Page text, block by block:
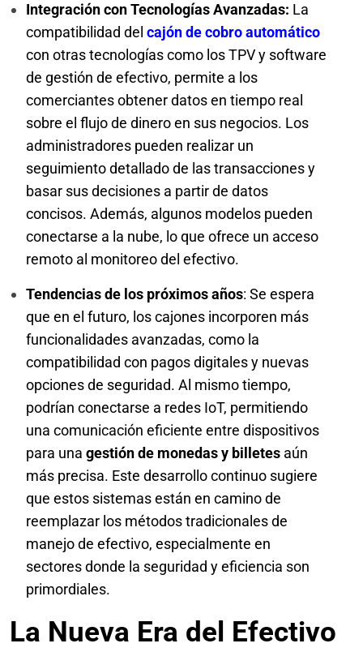
Integración con Tecnologías Avanzadas: La
compatibilidad del cajón de cobro automático
con otras tecnologías como los TPV y software
de gestión de efectivo, permite a los
comerciantes obtener datos en tiempo real
sobre el flujo de dinero en sus negocios. Los
administradores pueden realizar un
seguimiento detallado de las transacciones y
basar sus decisiones a partir de datos
concisos. Además, algunos modelos pueden
conectarse a la nube, lo que ofrece un acceso
remoto al monitoreo del efectivo.
Tendencias de los próximos años: Se espera
que en el futuro, los cajones incorporen más
funcionalidades avanzadas, como la
compatibilidad con pagos digitales y nuevas
opciones de seguridad. Al mismo tiempo,
podrían conectarse a redes IoT, permitiendo
una comunicación eficiente entre dispositivos
para una gestión de monedas y billetes aún
más precisa. Este desarrollo continuo sugiere
que estos sistemas están en camino de
reemplazar los métodos tradicionales de
manejo de efectivo, especialmente en
sectores donde la seguridad y eficiencia son
primordiales.
La Nueva Era del Efectivo